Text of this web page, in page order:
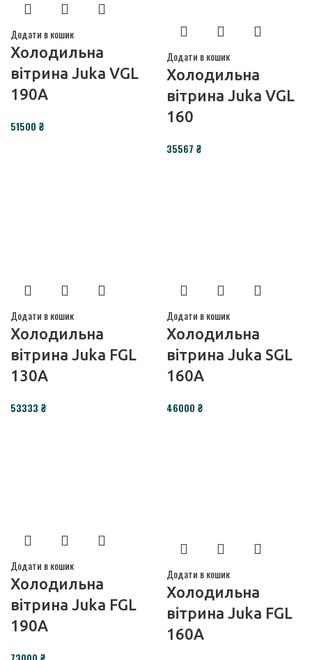
Додати в кошик
Холодильна
вітрина Juka VGL
190A
₴
Додати в кошик
Холодильна
вітрина Juka VGL
160
₴
Додати в кошик
Холодильна
вітрина Juka FGL
130A
₴
Додати в кошик
Холодильна
вітрина Juka SGL
160A
₴
Додати в кошик
Холодильна
вітрина Juka FGL
190A
Додати в кошик
Холодильна
вітрина Juka FGL
160A